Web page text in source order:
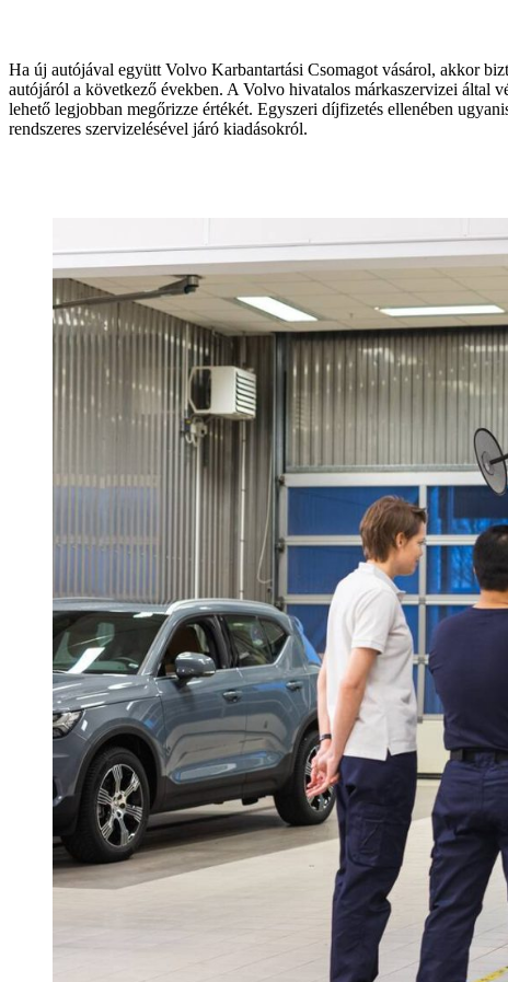
Ha új autójával együtt Volvo Karbantartási Csomagot vásárol, akkor
autójáról a következő években. A Volvo hivatalos márkaszervizei által
lehető legjobban megőrizze értékét. Egyszeri díjfizetés ellenében
rendszeres szervizelésével járó kiadásokról.